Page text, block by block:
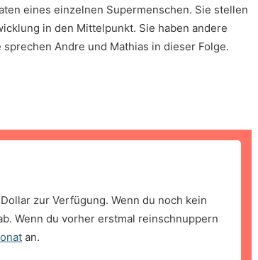
eines einzelnen Supermenschen. Sie stellen
in den Mittelpunkt. Sie haben andere
Andre und Mathias in dieser Folge.
zur Verfügung. Wenn du noch kein
Wenn du vorher erstmal reinschnuppern
an.